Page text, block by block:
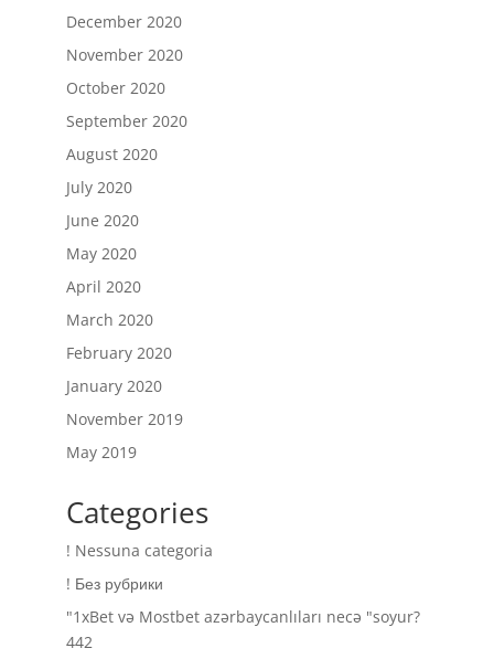
December 2020
November 2020
October 2020
September 2020
August 2020
July 2020
June 2020
May 2020
April 2020
March 2020
February 2020
January 2020
November 2019
May 2019
Categories
! Nessuna categoria
! Без рубрики
"1xBet və Mostbet azərbaycanlıları necə "soyur?
442